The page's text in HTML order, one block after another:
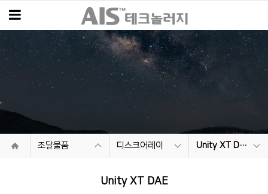
조달물품 디스크어레이 Unity XT DAE
Unity XT DAE